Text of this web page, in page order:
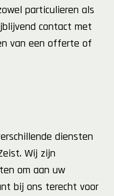
particulieren als
contact met
van een offerte of
diensten
Wij zijn
om aan uw
bij ons terecht voor